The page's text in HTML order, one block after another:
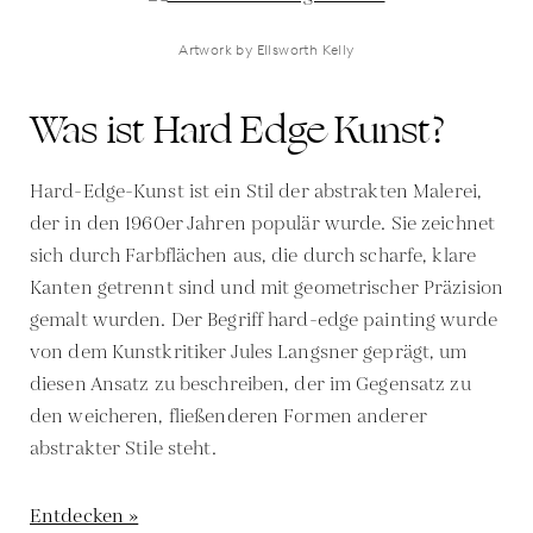
Artwork by Ellsworth Kelly
Was ist Hard Edge Kunst?
Hard-Edge-Kunst ist ein Stil der abstrakten Malerei,
der in den 1960er Jahren populär wurde. Sie zeichnet
sich durch Farbflächen aus, die durch scharfe, klare
Kanten getrennt sind und mit geometrischer Präzision
gemalt wurden. Der Begriff hard-edge painting wurde
von dem Kunstkritiker Jules Langsner geprägt, um
diesen Ansatz zu beschreiben, der im Gegensatz zu
den weicheren, fließenderen Formen anderer
abstrakter Stile steht.
Entdecken »